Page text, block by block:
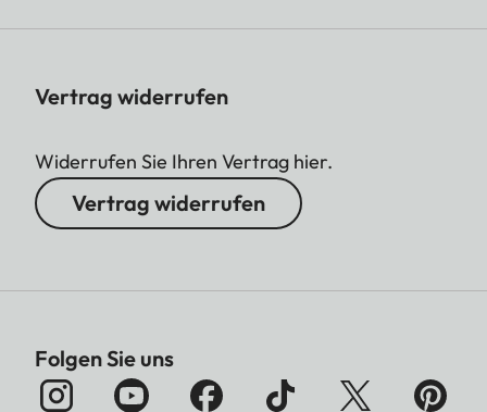
Vertrag widerrufen
Widerrufen Sie Ihren Vertrag hier.
Vertrag widerrufen
Folgen Sie uns